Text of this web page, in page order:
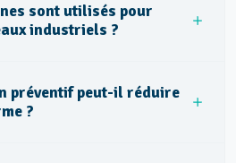
sont utilisés pour
industriels ?
préventif peut-il réduire
?